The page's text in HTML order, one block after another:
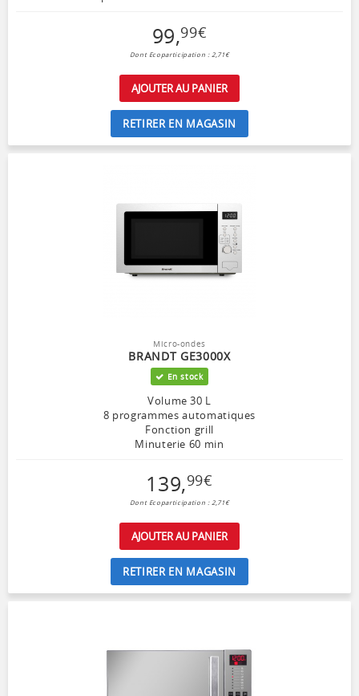
99,99€
Dont Ecoparticipation : 2,71€
AJOUTER AU PANIER
RETIRER EN MAGASIN
Micro-ondes
BRANDT GE3000X
En stock
Volume 30 L
8 programmes automatiques
Fonction grill
Minuterie 60 min
139,99€
Dont Ecoparticipation : 2,71€
AJOUTER AU PANIER
RETIRER EN MAGASIN